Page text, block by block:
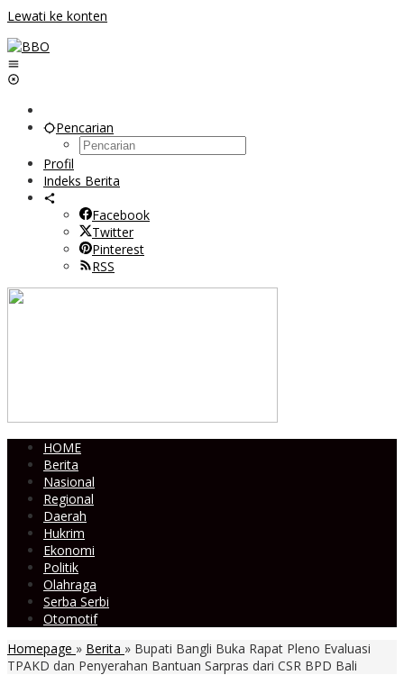
Lewati ke konten
Pencarian
Profil
Indeks Berita
Facebook
Twitter
Pinterest
RSS
HOME
Berita
Nasional
Regional
Daerah
Hukrim
Ekonomi
Politik
Olahraga
Serba Serbi
Otomotif
Homepage » Berita » Bupati Bangli Buka Rapat Pleno Evaluasi
TPAKD dan Penyerahan Bantuan Sarpras dari CSR BPD Bali